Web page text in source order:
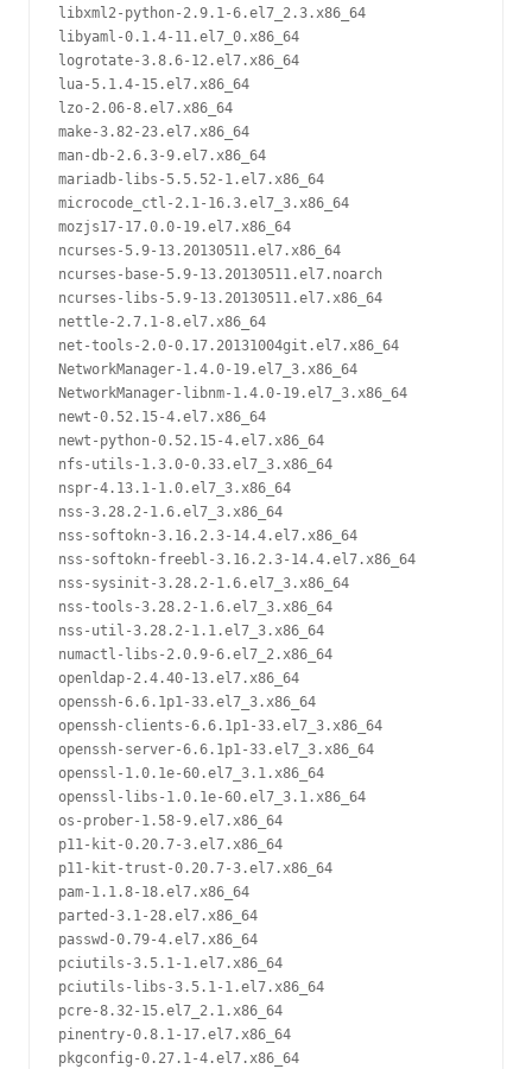
libxml2-python-2.9.1-6.el7_2.3.x86_64
libyaml-0.1.4-11.el7_0.x86_64
logrotate-3.8.6-12.el7.x86_64
lua-5.1.4-15.el7.x86_64
lzo-2.06-8.el7.x86_64
make-3.82-23.el7.x86_64
man-db-2.6.3-9.el7.x86_64
mariadb-libs-5.5.52-1.el7.x86_64
microcode_ctl-2.1-16.3.el7_3.x86_64
mozjs17-17.0.0-19.el7.x86_64
ncurses-5.9-13.20130511.el7.x86_64
ncurses-base-5.9-13.20130511.el7.noarch
ncurses-libs-5.9-13.20130511.el7.x86_64
nettle-2.7.1-8.el7.x86_64
net-tools-2.0-0.17.20131004git.el7.x86_64
NetworkManager-1.4.0-19.el7_3.x86_64
NetworkManager-libnm-1.4.0-19.el7_3.x86_64
newt-0.52.15-4.el7.x86_64
newt-python-0.52.15-4.el7.x86_64
nfs-utils-1.3.0-0.33.el7_3.x86_64
nspr-4.13.1-1.0.el7_3.x86_64
nss-3.28.2-1.6.el7_3.x86_64
nss-softokn-3.16.2.3-14.4.el7.x86_64
nss-softokn-freebl-3.16.2.3-14.4.el7.x86_64
nss-sysinit-3.28.2-1.6.el7_3.x86_64
nss-tools-3.28.2-1.6.el7_3.x86_64
nss-util-3.28.2-1.1.el7_3.x86_64
numactl-libs-2.0.9-6.el7_2.x86_64
openldap-2.4.40-13.el7.x86_64
openssh-6.6.1p1-33.el7_3.x86_64
openssh-clients-6.6.1p1-33.el7_3.x86_64
openssh-server-6.6.1p1-33.el7_3.x86_64
openssl-1.0.1e-60.el7_3.1.x86_64
openssl-libs-1.0.1e-60.el7_3.1.x86_64
os-prober-1.58-9.el7.x86_64
p11-kit-0.20.7-3.el7.x86_64
p11-kit-trust-0.20.7-3.el7.x86_64
pam-1.1.8-18.el7.x86_64
parted-3.1-28.el7.x86_64
passwd-0.79-4.el7.x86_64
pciutils-3.5.1-1.el7.x86_64
pciutils-libs-3.5.1-1.el7.x86_64
pcre-8.32-15.el7_2.1.x86_64
pinentry-0.8.1-17.el7.x86_64
pkgconfig-0.27.1-4.el7.x86_64